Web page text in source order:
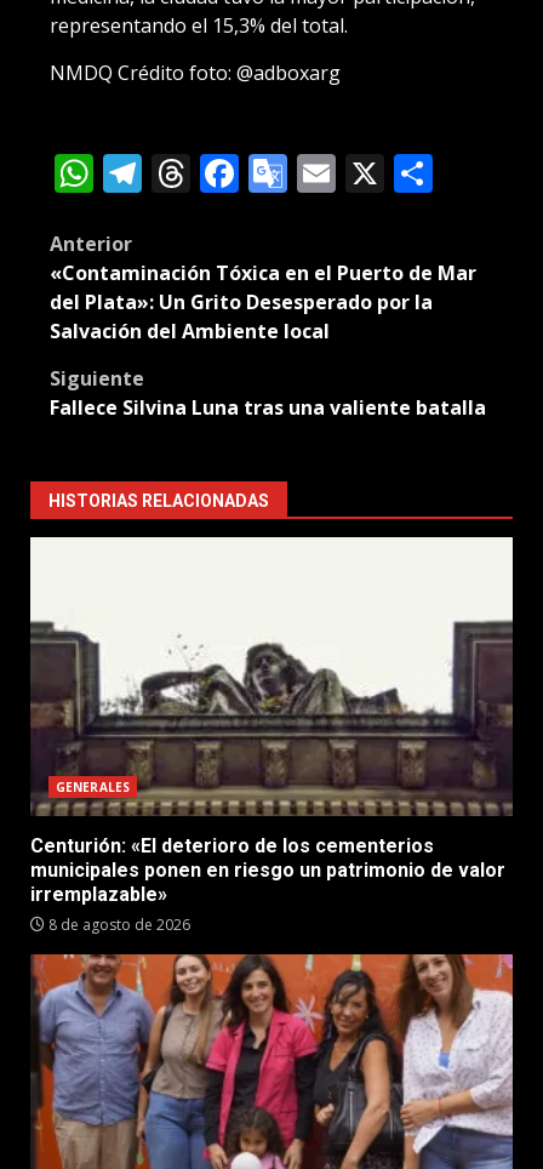
representando el 15,3% del total.
NMDQ Crédito foto: @adboxarg
WhatsApp
Telegram
Threads
Facebook
Google
Email
X
Post
navigation
Anterior
«Contaminación Tóxica en el Puerto de Mar
del Plata»: Un Grito Desesperado por la
Salvación del Ambiente local
Siguiente
Fallece Silvina Luna tras una valiente batalla
HISTORIAS RELACIONADAS
GENERALES
Centurión: «El deterioro de los cementerios
municipales ponen en riesgo un patrimonio de valor
irremplazable»
8 de agosto de 2026